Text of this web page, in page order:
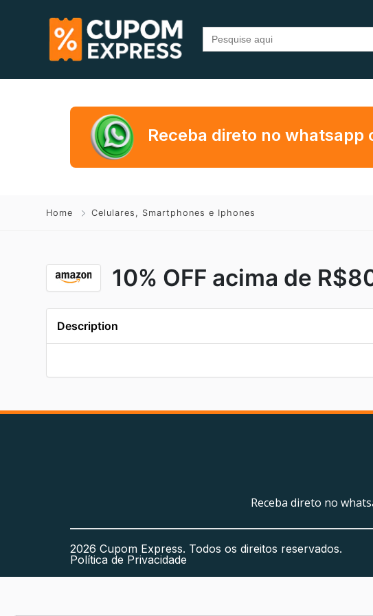
Search
for:
Receba direto no
Home Celulares, Smartphones e Iphones
10% OFF acima de
Description
Receba direto no
2026 Cupom Express. Todos os direitos reservados.
Política de Privacidade